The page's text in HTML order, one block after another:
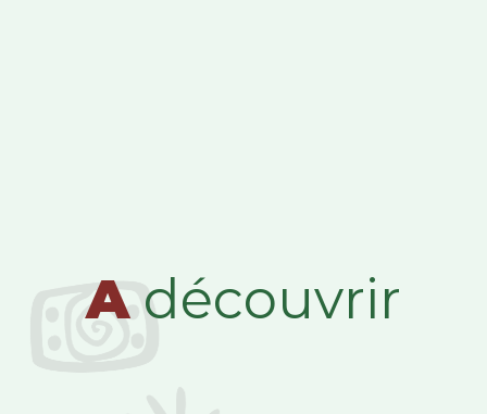
Adécouvrir